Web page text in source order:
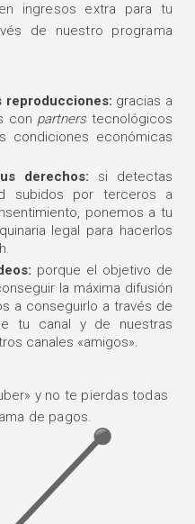
ingresos extra para tu
de nuestro programa
reproducciones: gracias a
con partnerstecnológicos
condiciones económicas
derechos: si detectas
subidos por terceros a
ponemos a tu
legal para hacerlos
porque el objetivo de
la máxima difusión
a conseguirlo a través de
tu canal y de nuestras
canales «amigos».
y no te pierdas todas
de pagos.